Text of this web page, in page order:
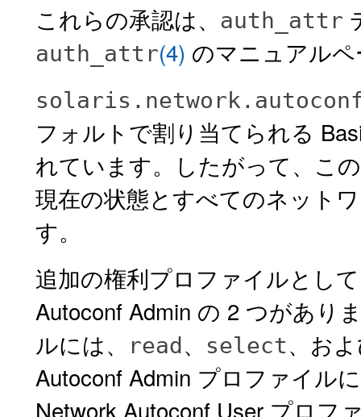
これらの承認は、
auth_attr
auth_attr(4) のマニュアル
フォルトで割り当てられる
れています。したがって、こ
現在の状態とすべてのネット
す。
追加の権利プロファイルとし
Autoconf Admin の 2 つがあり
ルには、
read、 select、お
Autoconf Admin プロファイル
Network Autoconf User プロフ